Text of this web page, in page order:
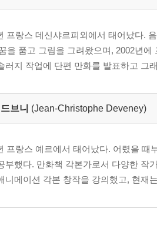
프랑스 데신샤르피외에서 태어났다.
을 품고 그림을 그려왔으며, 2002년
러지 작업에 단편 만화를 발표하고 그
브니 (Jean-Christophe Deveney)
프랑스 예르에서 태어났다. 어렸을
부했다. 만화책 각본가로서 다양한 작
니메이션 각본 창작을 강의했고, 현재